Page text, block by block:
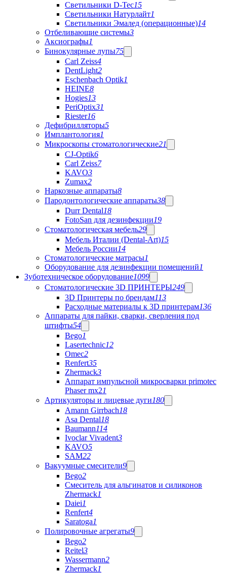
Светильники D-Tec15
Светильники Натурлайт1
Светильники Эмалед (операционные)14
Отбеливающие системы3
Аксиографы1
Бинокулярные лупы75
Carl Zeiss4
DentLight2
Eschenbach Optik1
HEINE8
Hogies13
PeriOptix31
Riester16
Дефибрилляторы5
Имплантология1
Микроскопы стоматологические21
CJ-Optik6
Carl Zeiss7
KAVO3
Zumax2
Наркозные аппараты8
Пародонтологические аппараты38
Durr Dental18
FotoSan для дезинфекции19
Стоматологическая мебель29
Мебель Италии (Dental-Art)15
Мебель России14
Стоматологические матрасы1
Оборудование для дезинфекции помещений1
Зуботехническое оборудование1099
Стоматологические 3D ПРИНТЕРЫ249
3D Принтеры по брендам113
Расходные материалы к 3D принтерам136
Аппараты для пайки, сварки, сверления под
штифты54
Bego1
Lasertechnic12
Omec2
Renfert35
Zhermack3
Аппарат импульсной микросварки primotec
Phaser mx21
Артикуляторы и лицевые дуги180
Amann Girrbach18
Asa Dental18
Baumann114
Ivoclar Vivadent3
KAVO5
SAM22
Вакуумные смесители9
Bego2
Cмеситель для альгинатов и силиконов
Zhermack1
Daiei1
Renfert4
Saratoga1
Полировочные агрегаты9
Bego2
Reitel3
Wassermann2
Zhermack1